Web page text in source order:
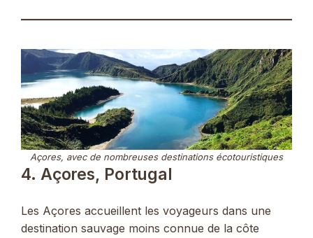
Açores, avec de nombreuses destinations écotouristiques
4. Açores, Portugal
Les Açores accueillent les voyageurs dans une
destination sauvage moins connue de la côte